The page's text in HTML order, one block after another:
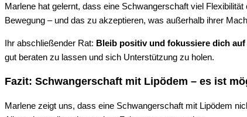
Marlene hat gelernt, dass eine Schwangerschaft viel
Bewegung – und das zu akzeptieren, was außerhalb ihrer
Ihr abschließender Rat: Bleib positiv und fokussiere dich
gut beraten zu lassen und sich Unterstützung zu holen.
Fazit: Schwangerschaft mit Lipödem – es ist
Marlene zeigt uns, dass eine Schwangerschaft mit Lipödem